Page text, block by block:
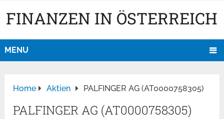
FINANZEN IN ÖSTERREICH
MENU
Home Aktien PALFINGER AG (AT0000758305)
PALFINGER AG (AT0000758305)